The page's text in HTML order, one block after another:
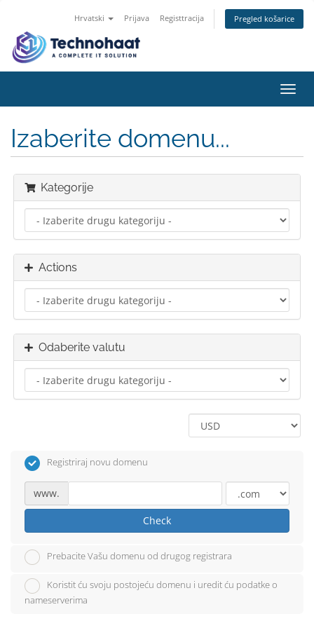
Hrvatski Prijava Registtracija Pregled košarice
Izaberite domenu...
Kategorije
Actions
Odaberite valutu
Registriraj novu domenu
www.
Check
Prebacite Vašu domenu od drugog registrara
Koristit ću svoju postojeću domenu i uredit ću podatke o
nameserverima